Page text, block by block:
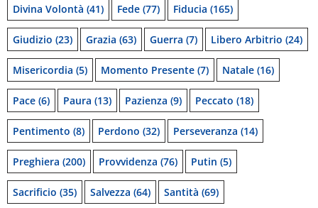
Divina Volontà (41) Fede (77) Fiducia (165)
Giudizio (23) Grazia (63) Guerra (7) Libero Arbitrio (24)
Misericordia (5) Momento Presente (7) Natale (16)
Pace (6) Paura (13) Pazienza (9) Peccato (18)
Pentimento (8) Perdono (32) Perseveranza (14)
Preghiera (200) Provvidenza (76) Putin (5)
Sacrificio (35) Salvezza (64) Santità (69)